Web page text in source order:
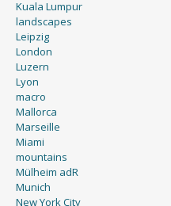
Kuala Lumpur
landscapes
Leipzig
London
Luzern
Lyon
macro
Mallorca
Marseille
Miami
mountains
Mülheim adR
Munich
New York City